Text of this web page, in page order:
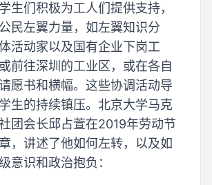
生们积极为工人们提供支持，
民左翼力量，如左翼知识分
活动家以及国有企业下岗工
前往深圳的工业区，或在各自
愿书和横幅。这些协调活动导
生的持续镇压。北京大学马克
团会长邱占萱在2019年劳动节
，讲述了他如何左转，以及如
意识和政治抱负：